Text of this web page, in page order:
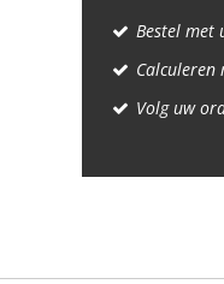
Bestel met
Calculeren
Volg uw